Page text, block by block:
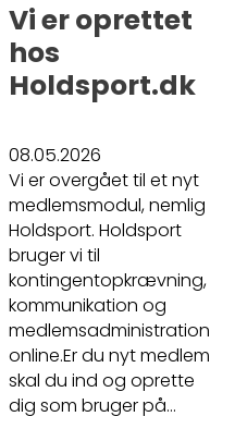
Vi er oprettet
hos
Holdsport.dk
08.05.2026
Vi er overgået til et nyt
medlemsmodul, nemlig
Holdsport. Holdsport
bruger vi til
kontingentopkrævning,
kommunikation og
medlemsadministration
online.Er du nyt medlem
skal du ind og oprette
dig som bruger på…